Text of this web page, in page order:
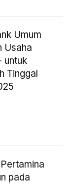
Umum
Usaha
untuk
Tinggal
pada